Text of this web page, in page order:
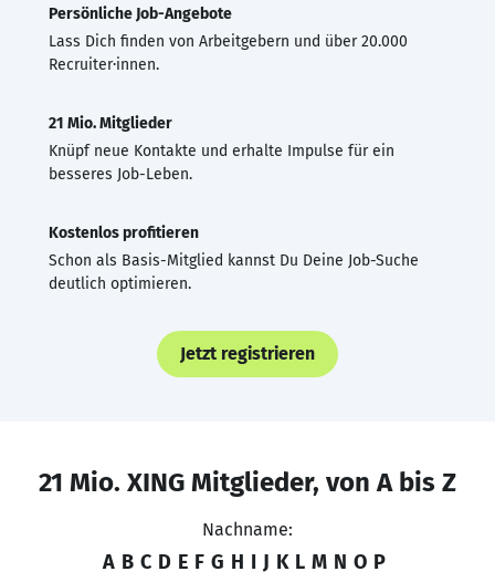
Persönliche Job-Angebote
Lass Dich finden von Arbeitgebern und über 20.000
Recruiter·innen.
21 Mio. Mitglieder
Knüpf neue Kontakte und erhalte Impulse für ein
besseres Job-Leben.
Kostenlos profitieren
Schon als Basis-Mitglied kannst Du Deine Job-Suche
deutlich optimieren.
Jetzt registrieren
21 Mio. XING Mitglieder, von A bis Z
Nachname:
A B C D E F G H I J K L M N O P